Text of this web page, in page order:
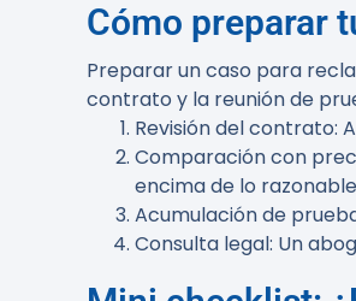
Cómo preparar
Preparar un caso para
contrato y la reunión de
Revisión del contrato:
Comparación con
encima de lo
Acumulación de
Consulta legal: Un